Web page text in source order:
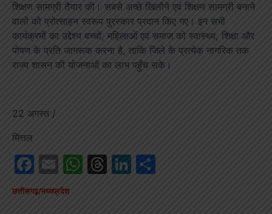
शिक्षण सामग्री तैयार की। सबसे अच्छे खिलौने एवं शिक्षण सामग्री बनाने
वालों को प्रोत्साहन स्वरूप पुरस्कार प्रदान किए गए। इन सभी
कार्यक्रमों का उद्देश्य बच्चों, महिलाओं एवं समाज को स्वास्थ्य, शिक्षा और
पोषण के प्रति जागरूक करना है, ताकि जिले के प्रत्येक नागरिक तक
राज्य शासन की योजनाओं का लाभ पहुँच सके।
22 अगस्त /
मित्तल
Facebook
EmailWhatsApp
Threads
LinkedIn
छत्तीसगढ़/मध्यप्रदेश